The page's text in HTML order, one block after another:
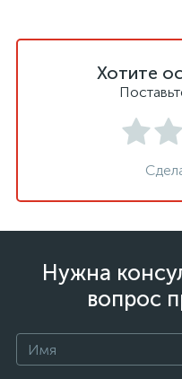
Хотите
Нужна
вопрос